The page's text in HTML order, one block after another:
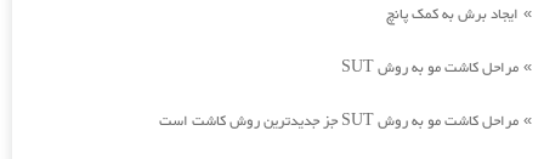
» ایجاد برش به کمک پانچ
» مراحل کاشت مو به روش SUT
» مراحل کاشت مو به روش SUT جز جدیدترین روش کاشت است